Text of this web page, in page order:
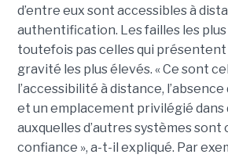
d’entre eux sont accessibles à
authentification. Les failles les
toutefois pas celles qui présentent
gravité les plus élevés. « Ce sont
l’accessibilité à distance,
et un emplacement privilégié dans
auxquelles d’autres systèmes sont
confiance », a-t-il expliqué. Par